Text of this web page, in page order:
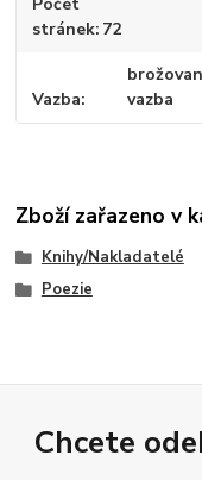
stránek 72
Vazba
vazba
Zboží zařazeno v
Knihy/Nakladatelé
Poezie
Chcete